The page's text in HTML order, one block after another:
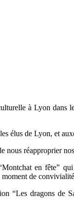
à Lyon dans
élus de Lyon, et
réapproprier
en fête”
de
“Les dragons de